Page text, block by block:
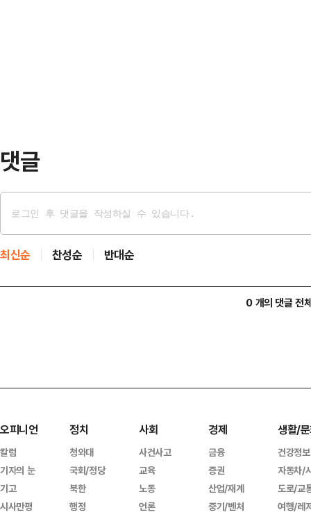
댓글
최신순 찬성순 반대순
0 개의 댓글 전
오피니언
칼럼
기자의 눈
기고
시사만평
정치
청와대
국회/정당
북한
행정
사회
사건사고
교육
노동
언론
경제
금융
증권
산업/재계
중기/벤처
생활/
건강정보
자동차/
도로/교
여행/레